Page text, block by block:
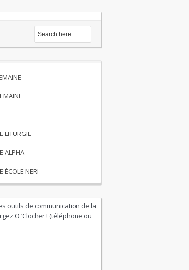
LITURGIE
ALPHA
ÉCOLE NERI